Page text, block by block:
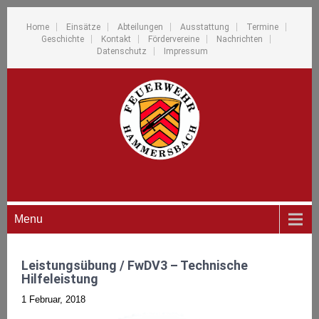
Home Einsätze Abteilungen Ausstattung
Termine
Geschichte
Kontakt Fördervereine
Nachrichten
Datenschutz
Impressum
Menu
Leistungsübung / FwDV3 – Technische
Hilfeleistung
1 Februar, 2018